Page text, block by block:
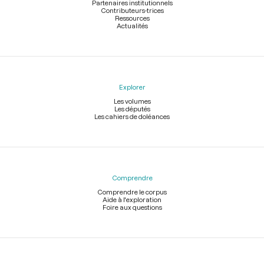
Partenaires institutionnels
Contributeurs-trices
Ressources
Actualités
Explorer
Les volumes
Les députés
Les cahiers de doléances
Comprendre
Comprendre le corpus
Aide à l'exploration
Foire aux questions